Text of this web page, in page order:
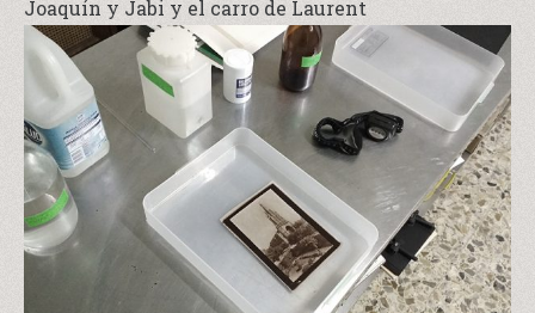
Joaquín y Jabi y el carro de Laurent